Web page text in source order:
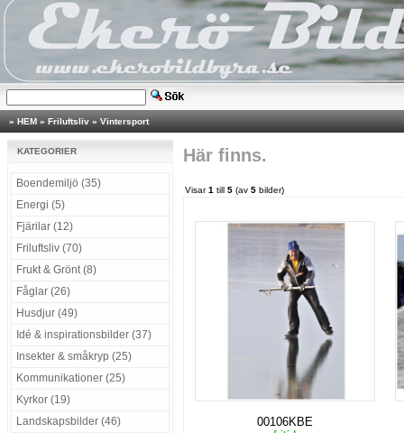
» HEM » Friluftsliv » Vintersport
KATEGORIER
Boendemiljö (35)
Energi (5)
Fjärilar (12)
Friluftsliv (70)
Frukt & Grönt (8)
Fåglar (26)
Husdjur (49)
Idé & inspirationsbilder (37)
Insekter & småkryp (25)
Kommunikationer (25)
Kyrkor (19)
Landskapsbilder (46)
Här finns.
Visar1 till 5 (av 5 bilder)
00106KBE